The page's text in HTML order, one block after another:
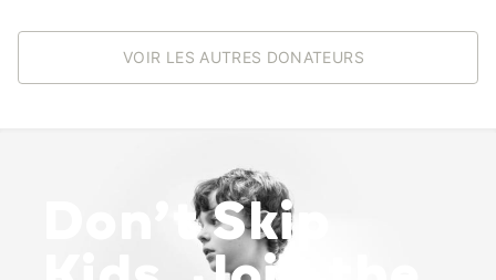
VOIR LES AUTRES DONATEURS
Don’t Skip